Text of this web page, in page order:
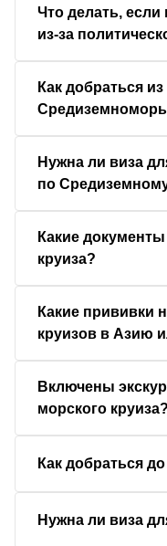
Что делать,
из-за
Как добраться
Нужна ли виза
по
Какие
круиза?
Какие прививки
круизов в Азию
Включены
морского круиза?
Как добраться
Нужна ли виза